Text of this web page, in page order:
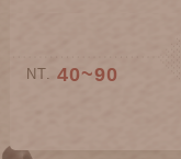
NT. 40~90